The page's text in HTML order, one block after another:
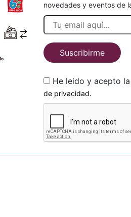
novedades y eventos de
Suscribirme
He leido y acepto la
de privacidad.